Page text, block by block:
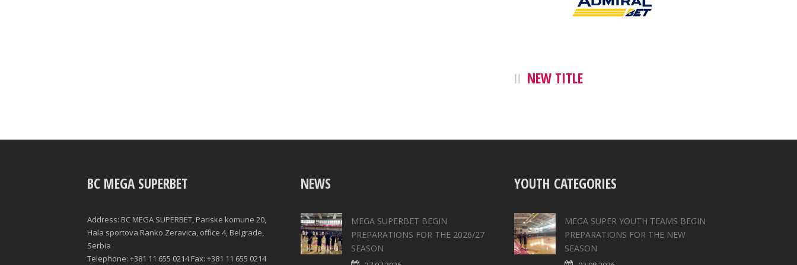
NEW TITLE
BC MEGA SUPERBET
Address: BC MEGA SUPERBET, Pariske komune 20,
Hala sportova Ranko Zeravica, office 4, Belgrade,
Serbia
Telephone: +381 11 655 0214 Fax: +381 11 655 0214
NEWS
MEGA SUPERBET BEGIN
PREPARATIONS FOR THE 2026/27
SEASON
YOUTH CATEGORIES
MEGA SUPER YOUTH TEAMS BEGIN
PREPARATIONS FOR THE NEW
SEASON